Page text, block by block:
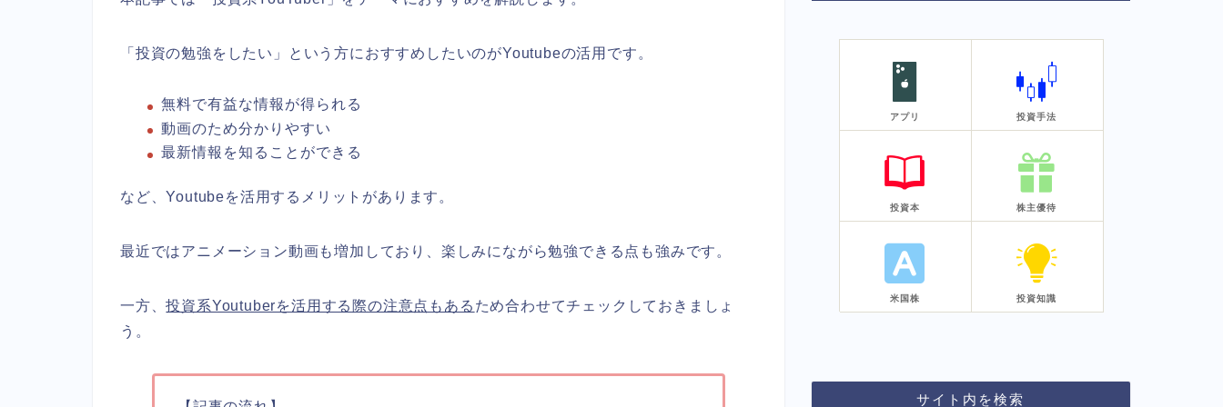
「投資の勉強をしたい」という方におすすめしたいのがYoutubeの活用です。
無料で有益な情報が得られる
動画のため分かりやすい
最新情報を知ることができる
など、Youtubeを活用するメリットがあります。
最近ではアニメーション動画も増加しており、楽しみにながら勉強できる点も強みです。
一方、投資系Youtuberを活用する際の注意点もある ため合わせてチェックしておきましょ
う。
アプリ 投資手法
投資本 株主優待
米国株 投資知識
サイト内を検索